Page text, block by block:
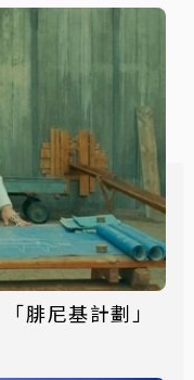
腓尼基計劃」